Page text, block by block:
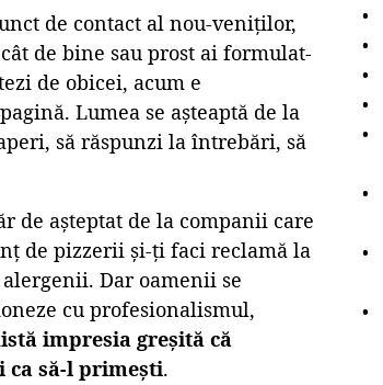
de contact al nou-veniților,
de bine sau prost ai formulat-
de obicei, acum e
Lumea se așteaptă de la
să răspunzi la întrebări, să
de așteptat de la companii care
de pizzerii și-ți faci reclamă la
Dar oamenii se
cu profesionalismul,
impresia greșită că
ca să-l primești.